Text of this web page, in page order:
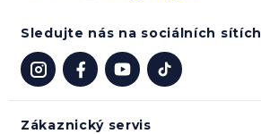
Zákaznický servis
Sledujte nás na sociálních sítích